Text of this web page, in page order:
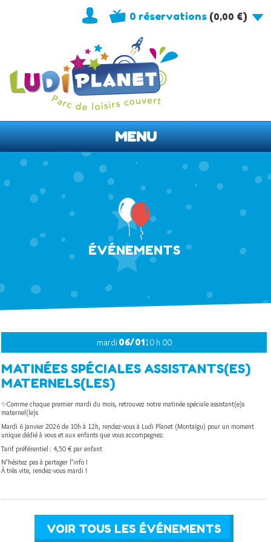
0 réservations(0,00 €)
MENU
ÉVÉNEMENTS
mardi 06/0110 h 00
MATINÉES SPÉCIALES ASSISTANTS(ES)
MATERNELS(LES)
✨Comme chaque premier mardi du mois, retrouvez notre matinée spéciale assistant(e)s
maternel(le)s
Mardi 6 janvier 2026 de 10h à 12h, rendez-vous à Ludi Planet (Montaigu) pour un moment
unique dédié à vous et aux enfants que vous accompagnez.
Tarif préférentiel : 4,50 € par enfant
N’hésitez pas à partager l’info !
À très vite, rendez-vous mardi !
VOIR TOUS LES ÉVÉNEMENTS